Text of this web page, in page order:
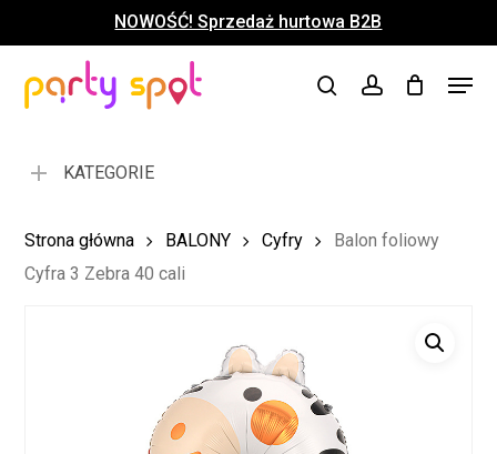
to
content
NOWOŚĆ! Sprzedaż hurtowa B2B
searchaccount
Menu
Koszyk Close
KATEGORIE
Strona główna BALONY Cyfry
Balon foliowy
Cyfra 3 Zebra 40 cali
Menu